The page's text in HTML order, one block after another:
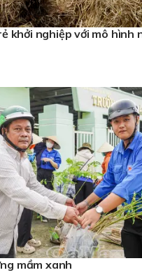
khởi nghiệp với mô hình
mầm xanh